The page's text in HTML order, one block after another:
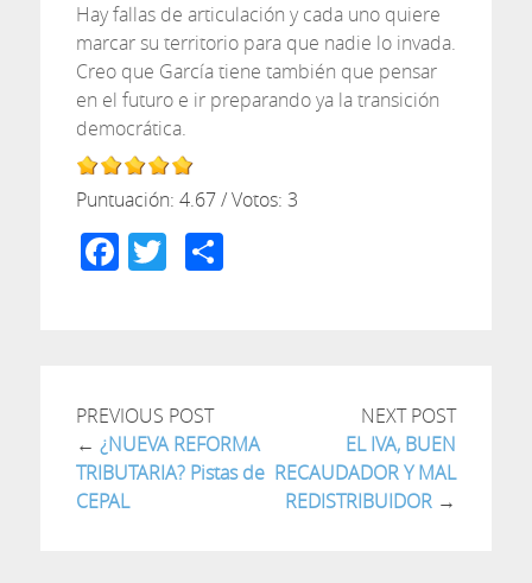
Hay fallas de articulación y cada uno quiere
marcar su territorio para que nadie lo invada.
Creo que García tiene también que pensar
en el futuro e ir preparando ya la transición
democrática.
Puntuación: 4.67/ Votos: 3
Facebook
TwitterCompartir
PREVIOUS POST
← ¿NUEVA REFORMA
TRIBUTARIA? Pistas de
CEPAL
NEXT POST
EL IVA, BUEN
RECAUDADOR Y MAL
REDISTRIBUIDOR →